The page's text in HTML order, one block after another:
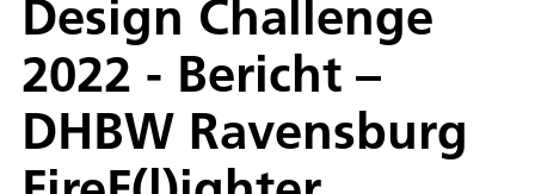
Design Challenge
2022 - Bericht –
DHBW Ravensburg